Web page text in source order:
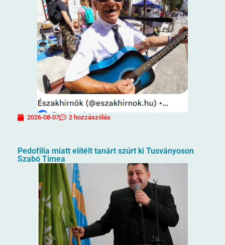
2026-08-07 2 hozzászólás
Pedofília miatt elítélt tanárt szúrt ki Tusványoson
Szabó Tímea